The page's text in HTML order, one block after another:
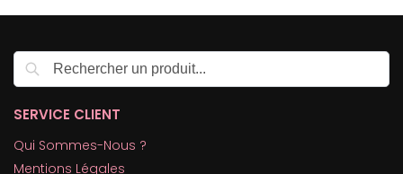
SERVICE CLIENT
Qui Sommes-Nous ?
Mentions Légales